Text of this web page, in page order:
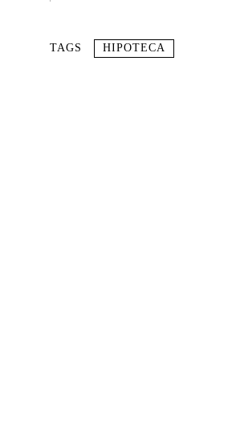
TAGS HIPOTECA